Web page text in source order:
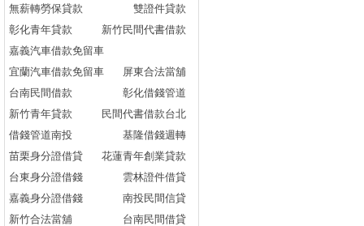
無薪轉勞保貸款
雙證件貸款
彰化青年貸款
新竹民間代書借款
嘉義汽車借款免留車
宜蘭汽車借款免留車
屏東合法當舖
台南民間借款
彰化借錢管道
新竹青年貸款
民間代書借款台北
借錢管道南投
基隆借錢週轉
苗栗身分證借貸
花蓮青年創業貸款
台東身分證借錢
雲林證件借貸
嘉義身分證借錢
南投民間信貸
新竹合法當舖
台南民間借貸